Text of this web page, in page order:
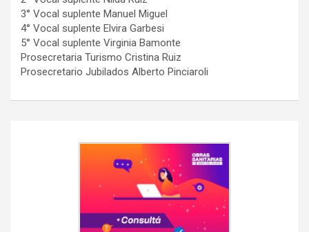
3° Vocal suplente Manuel Miguel
4° Vocal suplente Elvira Garbesi
5° Vocal suplente Virginia Bamonte
Prosecretaria Turismo Cristina Ruiz
Prosecretario Jubilados Alberto Pinciaroli